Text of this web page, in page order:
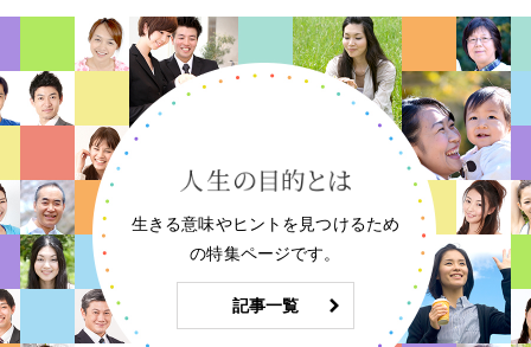
生きる意味やヒントを見つけるため
の特集ページです。
記事一覧